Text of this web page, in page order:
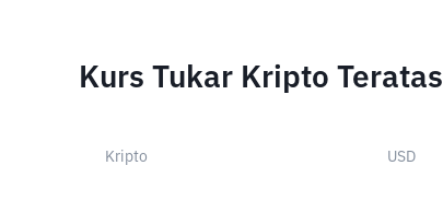
Kurs Tukar Kripto Teratas
Kripto USD